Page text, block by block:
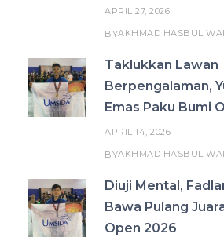
APRIL 27, 2026
BYAKHMAD HASBUL
Taklukkan Lawan
Berpengalaman,
Emas Paku Bumi
APRIL 14, 2026
BYAKHMAD HASBUL
Diuji Mental,
Bawa Pulang
Open 2026